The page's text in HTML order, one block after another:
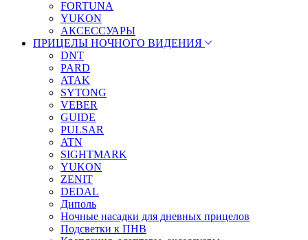
FORTUNA
YUKON
АКСЕССУАРЫ
ПРИЦЕЛЫ НОЧНОГО ВИДЕНИЯ
DNT
PARD
ATAK
SYTONG
VEBER
GUIDE
PULSAR
ATN
SIGHTMARK
YUKON
ZENIT
DEDAL
Диполь
Ночные насадки для дневных прицелов
Подсветки к ПНВ